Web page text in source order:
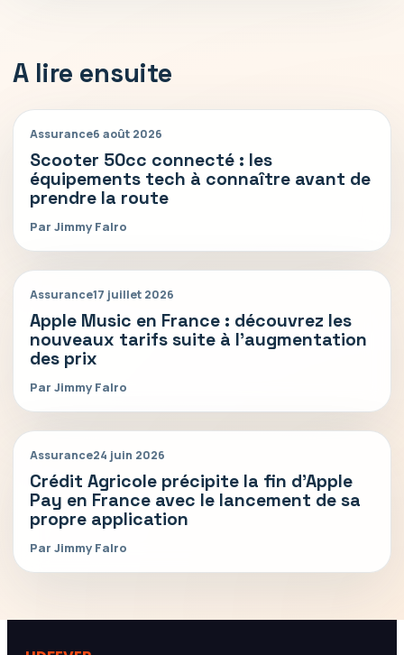
A lire ensuite
Assurance6 août 2026
Scooter 50cc connecté : les
équipements tech à connaître avant de
prendre la route
Par Jimmy Falro
Assurance17 juillet 2026
Apple Music en France : découvrez les
nouveaux tarifs suite à l’augmentation
des prix
Par Jimmy Falro
Assurance24 juin 2026
Crédit Agricole précipite la fin d’Apple
Pay en France avec le lancement de sa
propre application
Par Jimmy Falro